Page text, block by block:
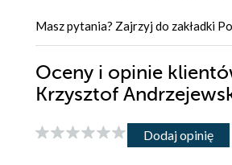
Masz pytania? Zajrzyj do zakładki
Oceny i opinie
Krzysztof
Dodaj opinię